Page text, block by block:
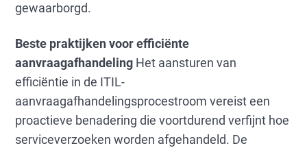
gewaarborgd.
Beste praktijken voor efficiënte
aanvraagafhandeling Het aansturen van
efficiëntie in de ITIL-
aanvraagafhandelingsprocestroom vereist een
proactieve benadering die voortdurend verfijnt hoe
serviceverzoeken worden afgehandeld. De